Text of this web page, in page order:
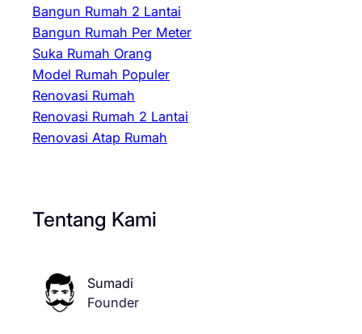
Bangun Rumah 2 Lantai
Bangun Rumah Per Meter
Suka Rumah Orang
Model Rumah Populer
Renovasi Rumah
Renovasi Rumah 2 Lantai
Renovasi Atap Rumah
Tentang Kami
Sumadi
Founder